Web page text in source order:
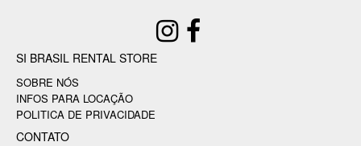
SI BRASIL RENTAL STORE
SOBRE NÓS
INFOS PARA LOCAÇÃO
POLITICA DE PRIVACIDADE
CONTATO